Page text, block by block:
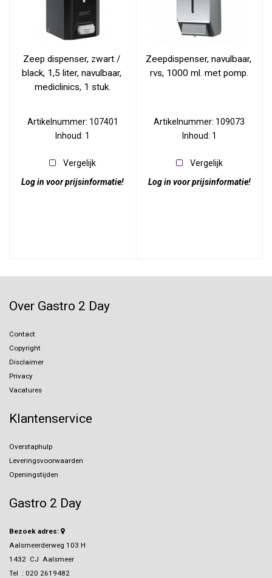
Zeep dispenser, zwart /
black, 1,5 liter, navulbaar,
mediclinics, 1 stuk.
Artikelnummer: 107401
Inhoud: 1
Vergelijk
Log in voor prijsinformatie!
Zeepdispenser, navulbaar,
rvs, 1000 ml. met pomp.
Artikelnummer: 109073
Inhoud: 1
Vergelijk
Log in voor prijsinformatie!
Over Gastro 2 Day
Contact
Copyright
Disclaimer
Privacy
Vacatures
Klantenservice
Overstaphulp
Leveringsvoorwaarden
Openingstijden
Gastro 2 Day
Bezoek adres:
Aalsmeerderweg 103 H
1432 CJ Aalsmeer
Tel : 020 2619482